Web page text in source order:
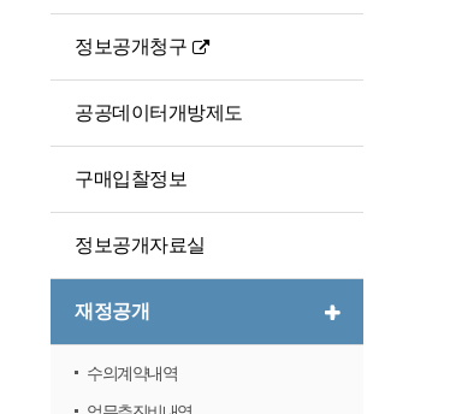
정보공개청구
공공데이터개방제도
구매입찰정보
정보공개자료실
재정공개
수의계약내역